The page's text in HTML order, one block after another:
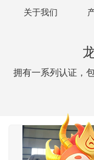
关于我们
拥有一系列认证，